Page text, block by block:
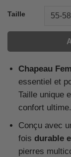
Taille
Chapeau
essentiel et
Taille unique
confort ultime.
Conçu avec
fois durable
pierres